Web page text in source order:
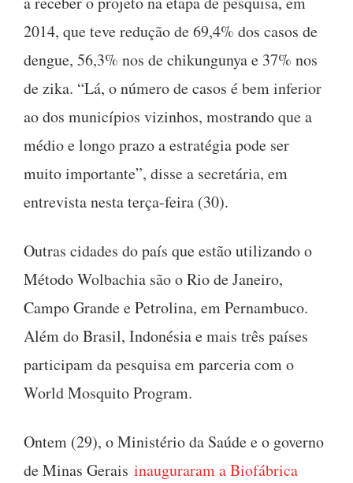
2014, que teve redução de 69,4% dos casos de
dengue, 56,3% nos de chikungunya e 37% nos
de zika. “Lá, o número de casos é bem inferior
ao dos municípios vizinhos, mostrando que a
médio e longo prazo a estratégia pode ser
muito importante”, disse a secretária, em
entrevista nesta terça-feira (30).
Outras cidades do país que estão utilizando o
Método Wolbachia são o Rio de Janeiro,
Campo Grande e Petrolina, em Pernambuco.
Além do Brasil, Indonésia e mais três países
participam da pesquisa em parceria com o
World Mosquito Program.
Ontem (29), o Ministério da Saúde e o governo
de Minas Gerais inauguraram a Biofábrica